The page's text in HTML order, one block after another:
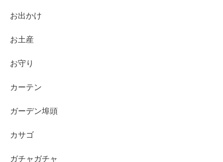
お出かけ
お土産
お守り
カーテン
ガーデン埠頭
カサゴ
ガチャガチャ